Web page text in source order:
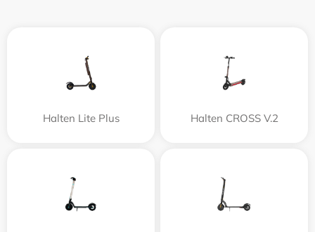
Halten Lite Plus Halten CROSS V.2